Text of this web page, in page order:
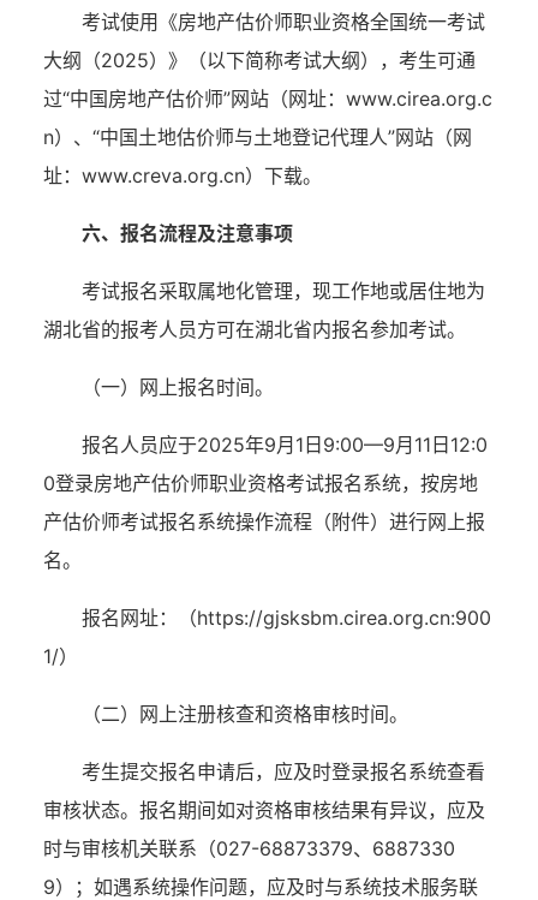
考试使用《房地产估价师职业资格全国统一考试
大纲（2025）》（以下简称考试大纲），考生可通
过“中国房地产估价师”网站（网址：www.cirea.org.c
n）、“中国土地估价师与土地登记代理人”网站（网
址：www.creva.org.cn）下载。
六、报名流程及注意事项
考试报名采取属地化管理，现工作地或居住地为
湖北省的报考人员方可在湖北省内报名参加考试。
（一）网上报名时间。
报名人员应于2025年9月 1 日 9:00—9月 11 日 12:0
0登录房地产估价师职业资格考试报名系统，按房地
产估价师考试报名系统操作流程（附件）进行网上报
名。
报名网址： （https://gjsksbm.cirea.org.cn:900
1/）
（二）网上注册核查和资格审核时间。
考生提交报名申请后，应及时登录报名系统查看
审核状态。报名期间如对资格审核结果有异议，应及
时与审核机关联系（027-68873379、 6887330
9）；如遇系统操作问题，应及时与系统技术服务联